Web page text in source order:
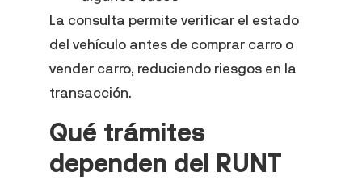
La consulta permite verificar el estado
del vehículo antes de comprar carro o
vender carro, reduciendo riesgos en la
transacción.
Qué trámites
dependen del RUNT